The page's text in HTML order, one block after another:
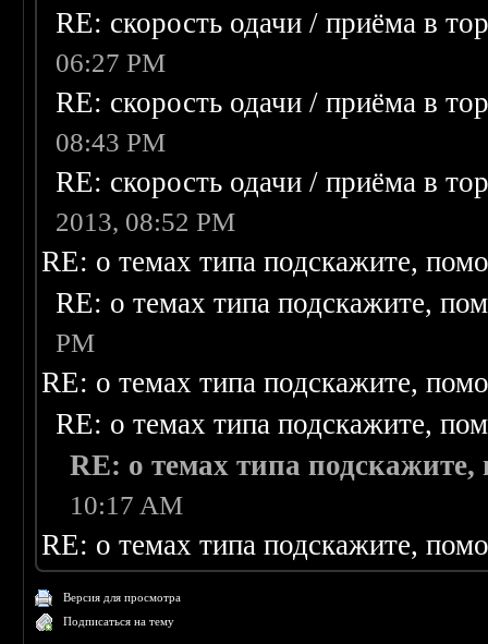
RE: скорость одачи / приёма в
06:27 PM
RE: скорость одачи / приёма в
08:43 PM
RE: скорость одачи / приёма в
2013, 08:52 PM
RE: о темах типа подскажите,
RE: о темах типа подскажите,
PM
RE: о темах типа подскажите,
RE: о темах типа подскажите,
RE: о темах типа подскажите,
10:17 AM
RE: о темах типа подскажите,
Версия для просмотра
Подписаться на тему